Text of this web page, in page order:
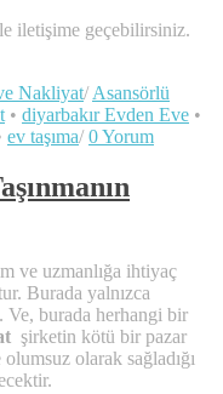
iletişime geçebilirsiniz.
Nakliyat/ Asansörlü
• diyarbakır Evden Eve •
ev taşıma/ 0 Yorum
ve uzmanlığa ihtiyaç
Burada yalnızca
Ve, burada herhangi bir
şirketin kötü bir pazar
olarak sağladığı